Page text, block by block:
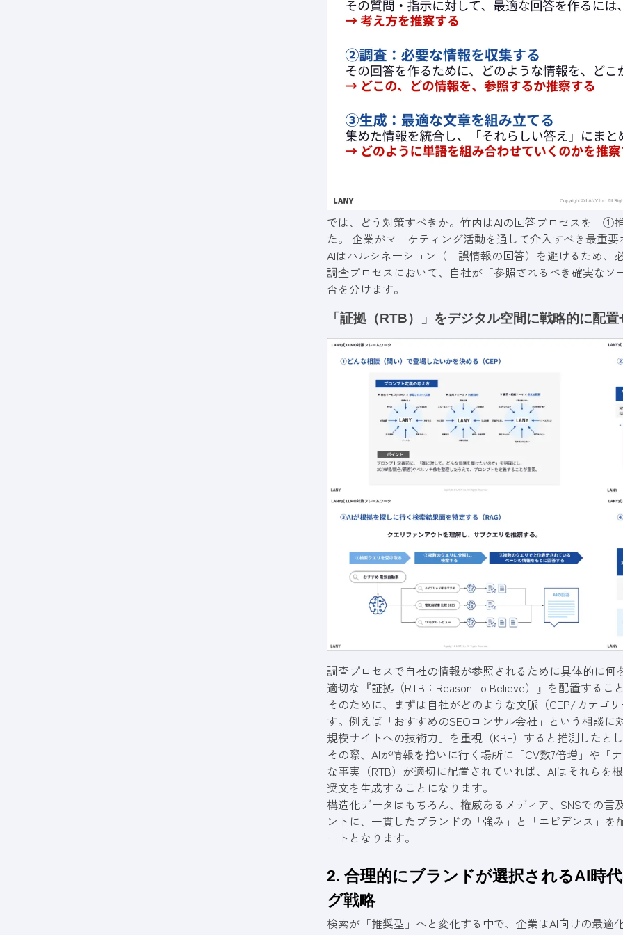
では、どう対策すべきか。竹内はAIの回答プロセスを「
た。 企業がマーケティング活動を通して介入すべき最重
AIはハルシネーション（＝誤情報の回答）を避けるため
調査プロセスにおいて、自社が「参照されるべき確実な
否を分けます。
「証拠（RTB）」をデジタル空間に戦略的に配置
調査プロセスで自社の情報が参照されるために具体的に
適切な『証拠（RTB：Reason To Believe）』を配置する
そのために、まずは自社がどのような文脈（CEP/カテゴ
す。例えば「おすすめのSEOコンサル会社」という相談
規模サイトへの技術力」を重視（KBF）すると推測したと
その際、AIが情報を拾いに行く場所に「CV数7倍増」や「
な事実（RTB）が適切に配置されていれば、AIはそれら
奨文を生成することになります。
構造化データはもちろん、権威あるメディア、SNSでの
ントに、一貫したブランドの「強み」と「エビデンス」
ートとなります。
2. 合理的にブランドが選択されるAI時
グ戦略
検索が「推奨型」へと変化する中で、企業はAI向けの最